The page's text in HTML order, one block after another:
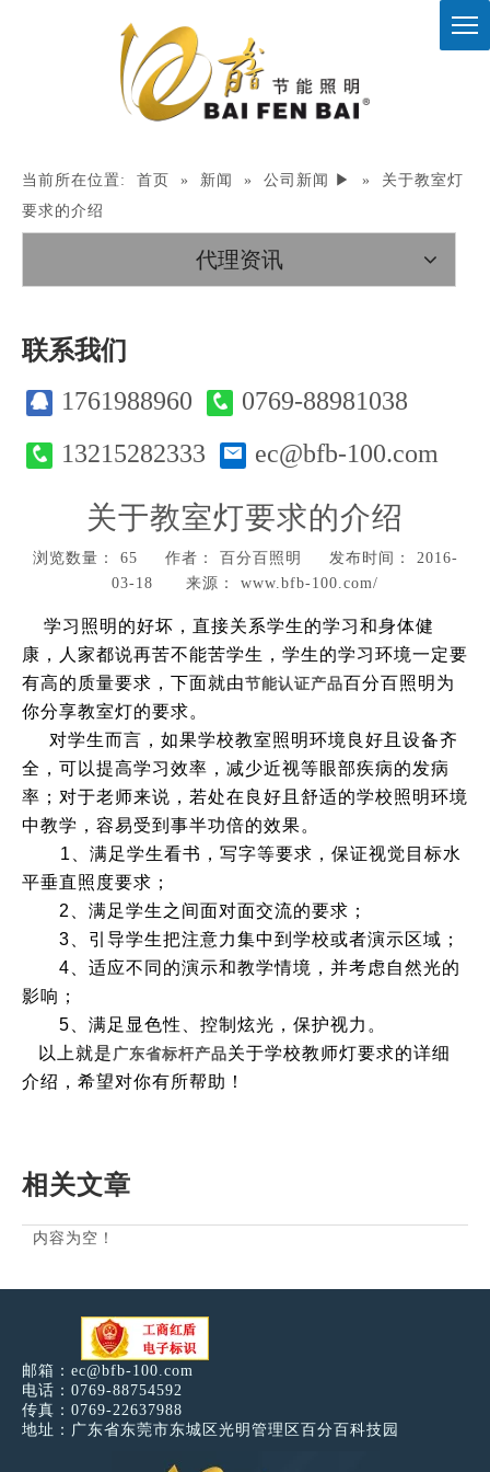
当前所在位置: 首页 » 新闻 » 公司新闻 ▶ »
关于教室灯
要求的介绍
代理资讯
联系我们
1761988960
0769-88981038
13215282333
ec@bfb-100.com
关于教室灯要求的介绍
浏览数量： 65 作者： 百分百照明 发布时间： 2016-
03-18 来源： www.bfb-100.com/
["wechat","weibo","qzone","douban","email"]
学习照明的好坏，直接关系学生的学习和身体健
康，人家都说再苦不能苦学生，学生的学习环境一定要
有高的质量要求，下面就由节能认证产品百分百照明为
你分享教室灯的要求。
对学生而言，如果学校教室照明环境良好且设备齐
全，可以提高学习效率，减少近视等眼部疾病的发病
率；对于老师来说，若处在良好且舒适的学校照明环境
中教学，容易受到事半功倍的效果。
1、满足学生看书，写字等要求，保证视觉目标水
平垂直照度要求；
2、满足学生之间面对面交流的要求；
3、引导学生把注意力集中到学校或者演示区域；
4、适应不同的演示和教学情境，并考虑自然光的
影响；
5、满足显色性、控制炫光，保护视力。
以上就是 广东省标杆产品关于学校教师灯要求的详细
介绍，希望对你有所帮助！
相关文章
内容为空！
邮箱： ec@bfb-100.com
电话：0769-88754592
传真：0769-22637988
地址：广东省东莞市东城区光明管理区百分百科技园